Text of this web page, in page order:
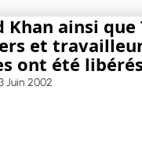
Khan ainsi que
et
ont été
Juin 2002